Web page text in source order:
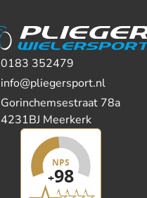
0183 352479
info@pliegersport.nl
Gorinchemsestraat 78a
4231BJ Meerkerk